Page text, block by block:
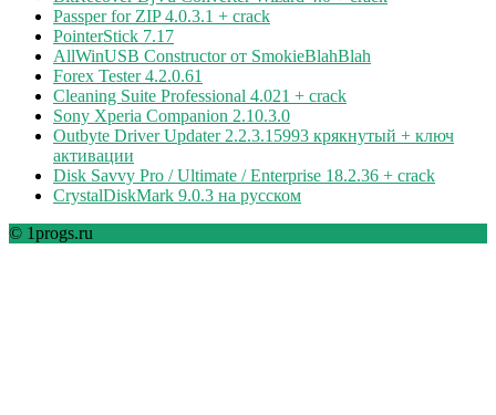
Passper for ZIP 4.0.3.1 + crack
PointerStick 7.17
AllWinUSB Constructor от SmokieBlahBlah
Forex Tester 4.2.0.61
Cleaning Suite Professional 4.021 + crack
Sony Xperia Companion 2.10.3.0
Outbyte Driver Updater 2.2.3.15993 крякнутый + ключ
активации
Disk Savvy Pro / Ultimate / Enterprise 18.2.36 + crack
CrystalDiskMark 9.0.3 на русском
© 1progs.ru